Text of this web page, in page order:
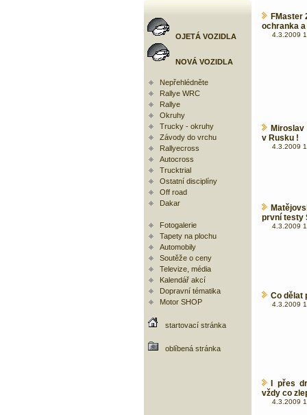
OJETÁ VOZIDLA
NOVÁ VOZIDLA
Nepřehlédněte
Rallye WRC
Rallye
Okruhy
Trucky - okruhy
Závody do vrchu
Rallyecross
Autocross
Trucktrial
Ostatní disciplíny
Off road
Dakar
Fotogalerie
Tapety na plochu
Automobily
Soutěže o ceny
Televize, média
Kalendář akcí
Dopravní tématika
Motor SHOP
startovací stránka
oblíbená stránka
FMaster
ochranka
4.3.2009
v Rusku !
4.3.2009
první testy
4.3.2009
Co dělat
4.3.2009
I přes
vždy co
4.3.2009